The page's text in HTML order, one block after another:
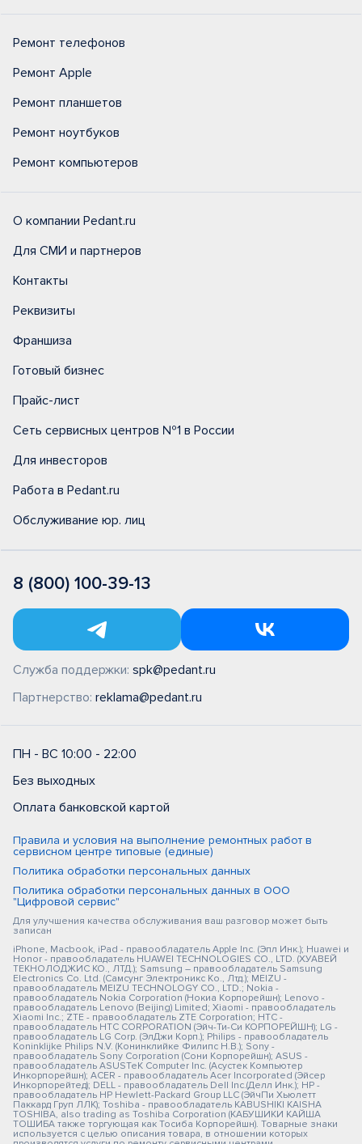
Ремонт телефонов
Ремонт Apple
Ремонт планшетов
Ремонт ноутбуков
Ремонт компьютеров
О компании Pedant.ru
Для СМИ и партнеров
Контакты
Реквизиты
Франшиза
Готовый бизнес
Прайс-лист
Сеть сервисных центров №1 в России
Для инвесторов
Работа в Pedant.ru
Обслуживание юр. лиц
8 (800) 100-39-13
Служба поддержки: spk@pedant.ru
Партнерство: reklama@pedant.ru
ПН - ВС 10:00 - 22:00
Без выходных
Оплата банковской картой
Правила и условия на выполнение ремонтных работ в
сервисном центре типовые (единые)
Политика обработки персональных данных
Политика обработки персональных данных в ООО
"Цифровой сервис"
Для улучшения качества обслуживания ваш разговор может быть
записан
iPhone, Macbook, iPad - правообладатель Apple Inc. (Эпл Инк.); Huawei и
Honor - правообладатель HUAWEI TECHNOLOGIES CO., LTD. (ХУАВЕЙ
ТЕКНОЛОДЖИС КО., ЛТД.); Samsung – правообладатель Samsung
Electronics Co. Ltd. (Самсунг Электроникс Ко., Лтд.); MEIZU -
правообладатель MEIZU TECHNOLOGY CO., LTD.; Nokia -
правообладатель Nokia Corporation (Нокиа Корпорейшн); Lenovo -
правообладатель Lenovo (Beijing) Limited; Xiaomi - правообладатель
Xiaomi Inc.; ZTE - правообладатель ZTE Corporation; HTC -
правообладатель HTC CORPORATION (Эйч-Ти-Си КОРПОРЕЙШН); LG -
правообладатель LG Corp. (ЭлДжи Корп.); Philips - правообладатель
Koninklijke Philips N.V. (Конинклийке Филипс Н.В.); Sony -
правообладатель Sony Corporation (Сони Корпорейшн); ASUS -
правообладатель ASUSTeK Computer Inc. (Асустек Компьютер
Инкорпорейшн); ACER - правообладатель Acer Incorporated (Эйсер
Инкорпорейтед); DELL - правообладатель Dell Inc.(Делл Инк.); HP -
правообладатель HP Hewlett-Packard Group LLC (ЭйчПи Хьюлетт
Паккард Груп ЛЛК); Toshiba - правообладатель KABUSHIKI KAISHA
TOSHIBA, also trading as Toshiba Corporation (КАБУШИКИ КАЙША
ТОШИБА также торгующая как Тосиба Корпорейшн). Товарные знаки
используется с целью описания товара, в отношении которых